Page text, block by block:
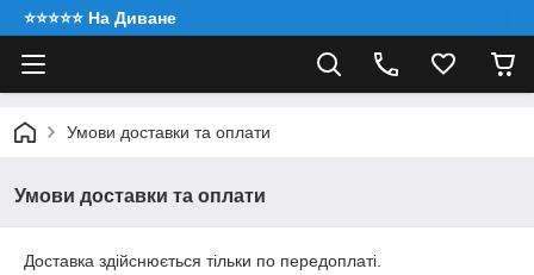
⭐️⭐️⭐️⭐️⭐️ На Диване
Умови доставки та оплати
Умови доставки та оплати
Доставка здійснюється тільки по передоплаті.